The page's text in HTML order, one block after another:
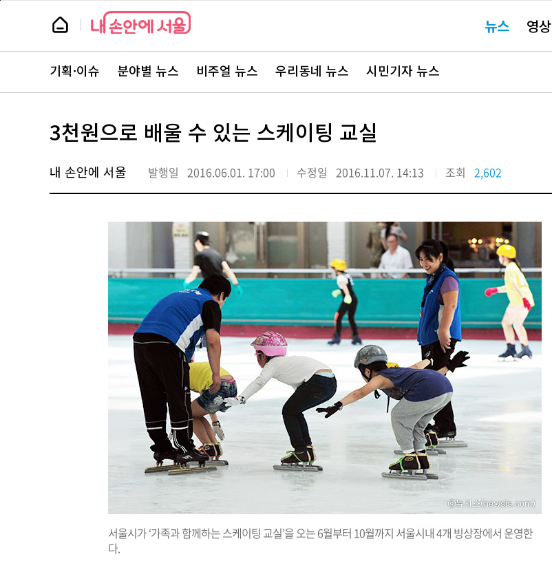
본
뉴
스 요뉴스 영상
뉴
스
주
서
바
로
기획·이슈 분야별 뉴스 비주얼 뉴스 우리동네 뉴스 시민기자 뉴스
3천원으로 배울 수 있는 스케이팅 교실
내 손안에 서울 발행일 2016.06.01. 17:00 수정일 2016.11.07. 14:13 조회 2,602
서울시가 ‘가족과 함께하는 스케이팅 교실’을 오는 6월부터 10월까지 서울시내 4개 빙상장에서 운영한
다.
페